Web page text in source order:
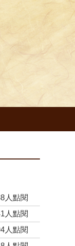
人點閱
人點閱
人點閱